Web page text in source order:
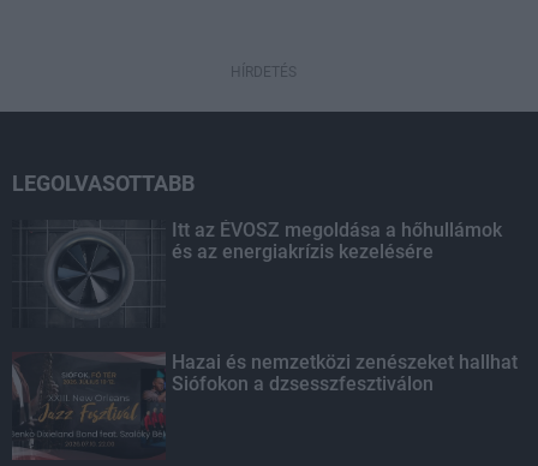
HÍRDETÉS
LEGOLVASOTTABB
Itt az ÉVOSZ megoldása a hőhullámok
és az energiakrízis kezelésére
Hazai és nemzetközi zenészeket hallhat
Siófokon a dzsesszfesztiválon